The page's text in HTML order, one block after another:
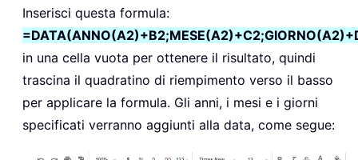
Inserisci questa formula:
in una cella vuota per ottenere il risultato, quindi
trascina il quadratino di riempimento verso il basso
per applicare la formula. Gli anni, i mesi e i giorni
specificati verranno aggiunti alla data, come segue: